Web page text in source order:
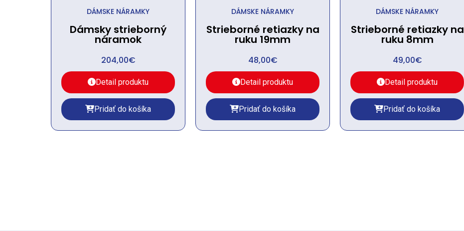
DÁMSKE NÁRAMKY
Dámsky strieborný
náramok
204,00€
Detail produktu
Pridať do košíka
DÁMSKE NÁRAMKY
Strieborné retiazky na
ruku 19mm
48,00€
Detail produktu
Pridať do košíka
DÁMSKE NÁRAMKY
Strieborné retiazky na
ruku 8mm
49,00€
Detail produktu
Pridať do košíka